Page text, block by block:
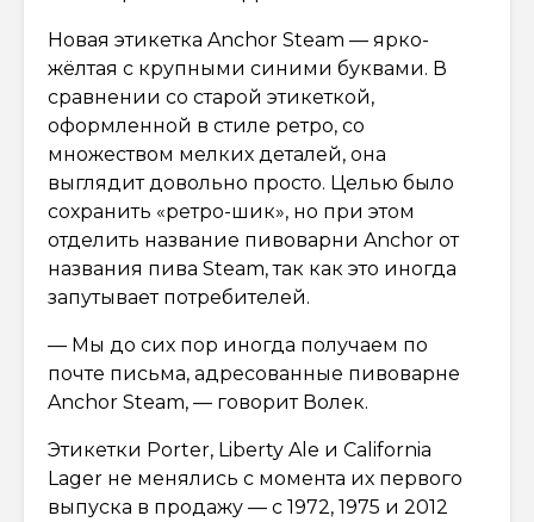
Новая этикетка Anchor Steam — ярко-
жёлтая с крупными синими буквами. В
сравнении со старой этикеткой,
оформленной в стиле ретро, со
множеством мелких деталей, она
выглядит довольно просто. Целью было
сохранить «ретро-шик», но при этом
отделить название пивоварни Anchor от
названия пива Steam, так как это иногда
запутывает потребителей.
— Мы до сих пор иногда получаем по
почте письма, адресованные пивоварне
Anchor Steam, — говорит Волек.
Этикетки Porter, Liberty Ale и California
Lager не менялись с момента их первого
выпуска в продажу — с 1972, 1975 и 2012